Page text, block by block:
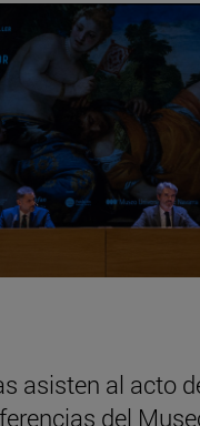
asisten al acto
del